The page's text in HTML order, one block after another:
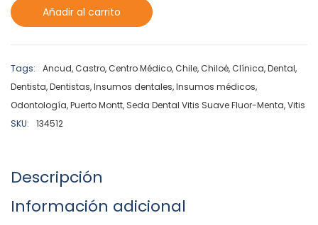
Añadir al carrito
Tags: Ancud,Castro,Centro Médico,Chile,Chiloé,Clínica,Dental,
Dentista,Dentistas,Insumos dentales,Insumos médicos,
Odontología,Puerto Montt, Seda Dental Vitis Suave Fluor-Menta,Vitis
SKU:
134512
Descripción
Información adicional